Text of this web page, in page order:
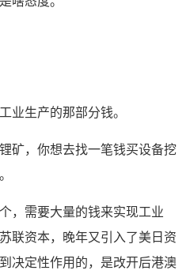
业生产的那部分钱。
矿，你想去找一笔钱买设备挖
，需要大量的钱来实现工业
联资本，晚年又引入了美日资
决定性作用的，是改开后港澳